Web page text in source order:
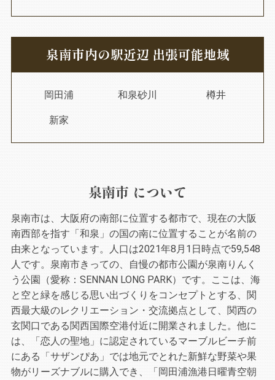
泉南市内の駅近辺 出張可能地域
岡田浦 和泉砂川 樽井
新家
泉南市 について
泉南市は、大阪府の南部に位置する都市で、現在の大阪
南西部を指す「和泉」の国の南に位置することが名前の
由来となっています。人口は2021年8月1日時点で59,548
人です。泉南市きっての、自慢の都市公園が泉南りんく
う公園（愛称：SENNAN LONG PARK）です。ここは、海
と空と緑を感じる思い出づくりをコンセプトとする、関
西最大級のレクリエーション・交流拠点として、関西の
玄関口である関西国際空港付近に開業されました。他に
は、「恋人の聖地」に認定されているマーブルビーチ前
にある「サザンぴあ」では地元でとれた新鮮な野菜や果
物がリーズナブルに購入でき、「岡田浦漁港日曜青空朝